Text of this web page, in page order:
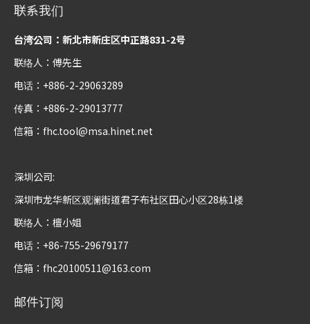
联系我们
台湾公司：新北市新庄区中正路831-2号
联络人：傅先生
电话：+886-2-29063289
传真：+886-2-29013777
信箱： fhc.tool@msa.hinet.net
深圳公司:
深圳市龙华新区观澜街道君子布社区田心小区28栋1楼
联络人：檀小姐
电话：+86-755-29679177
信箱： fhc20100511@163.com
邮件订阅